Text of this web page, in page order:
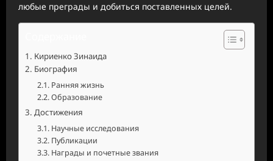
любые преграды и добиться поставленных целей.
Кириенко Зинаида
Биография
Ранняя жизнь
Образование
Достижения
Научные исследования
Публикации
Награды и почетные звания